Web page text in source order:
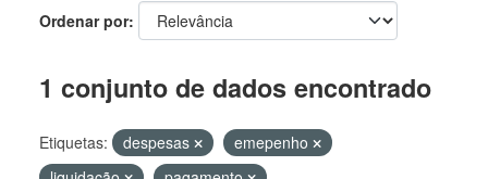
Ordenar por
1 conjunto de dados encontrado
Etiquetas: despesas
emepenho